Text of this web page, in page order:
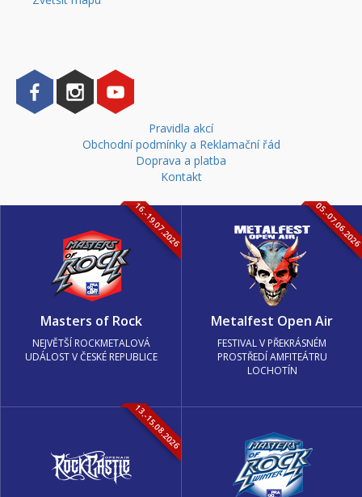
Pravidla akcí
Obchodní podmínky a Reklamační řád
Doprava a platba
Kontakt
16.-19.07.2026
Masters of Rock
NEJVĚTŠÍ ROCKMETALOVÁ
UDÁLOST V ČESKÉ REPUBLICE
05.-
Metalfest Open Air
FESTIVAL V PŘEKRÁSNÉM
PROSTŘEDÍ AMFITEÁTRU
LOCHOTÍN
13.-15.08.2026